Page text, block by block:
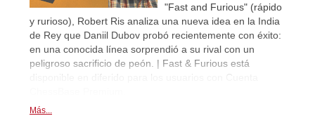
"Fast and Furious" (rápido
y rurioso), Robert Ris analiza una nueva idea en la India
de Rey que Daniil Dubov probó recientemente con éxito:
en una conocida línea sorprendió a su rival con un
peligroso sacrificio de peón. | Fast & Furious está
disponible en diferido para los usuarios con Cuenta
Más...